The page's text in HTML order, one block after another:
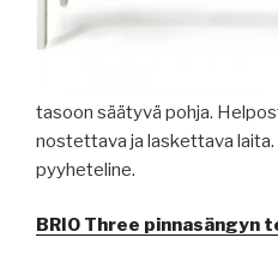
tasoon säätyvä pohja.
nostettava ja laskettava
pyyheteline.
BRIO Three